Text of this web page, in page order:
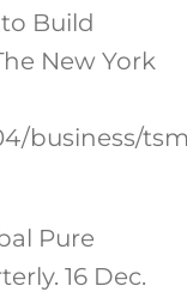
to Build
New York
business/
Pure
16 Dec.